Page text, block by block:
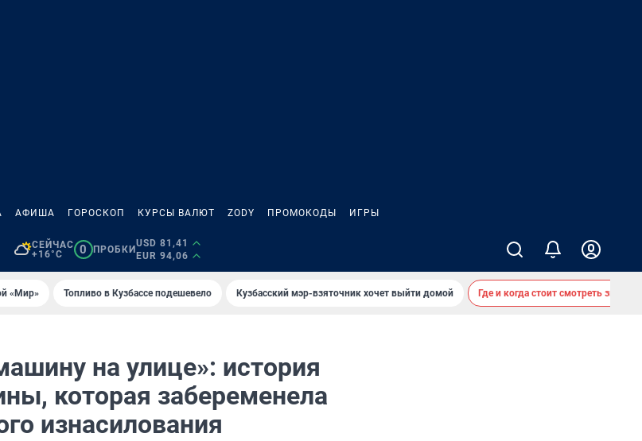
АФИША ГОРОСКОП КУРСЫ ВАЛЮТ ZODY ПРОМОКОДЫ ИГРЫ
СЕЙЧАС
+16°C
0 ПРОБКИ
USD 81,41
EUR 94,06
«Мир» Топливо в Кузбассе подешевело Кузбасский мэр-взяточник хочет выйти домой Где и когда стоит смотреть
на улице»: история
которая забеременела
изнасилования